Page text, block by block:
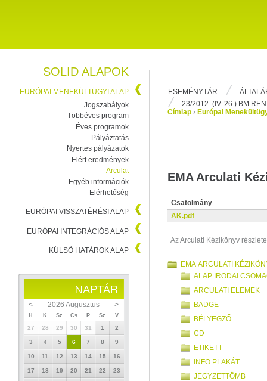
ESEMÉNYTÁR
23/2012. (IV. 26.) BM
SOLID ALAPOK
EURÓPAI MENEKÜLTÜGYI ALAP
Jogszabályok
Többéves program
Éves programok
Pályáztatás
Nyertes pályázatok
Elért eredmények
Arculat
Egyéb információk
Elérhetőség
EURÓPAI VISSZATÉRÉSI ALAP
EURÓPAI INTEGRÁCIÓS ALAP
KÜLSŐ HATÁROK ALAP
< 2026 Augusztus >
H K Sz Cs P Sz V
27 28 29 30 31 1 2
3 4 5 6 7 8 9
10 11 12 13 14 15 16
17 18 19 20 21 22 23
Címlap › Európai
EMA Arculati
Csatolmány
AK.pdf
Az Arculati Kézikönyv
EMA ARCULATI
ALAP IRODAI
ARCULATI ELEMEK
BADGE
BÉLYEGZŐ
CD
ETIKETT
INFO PLAKÁT
JEGYZETTÖMB